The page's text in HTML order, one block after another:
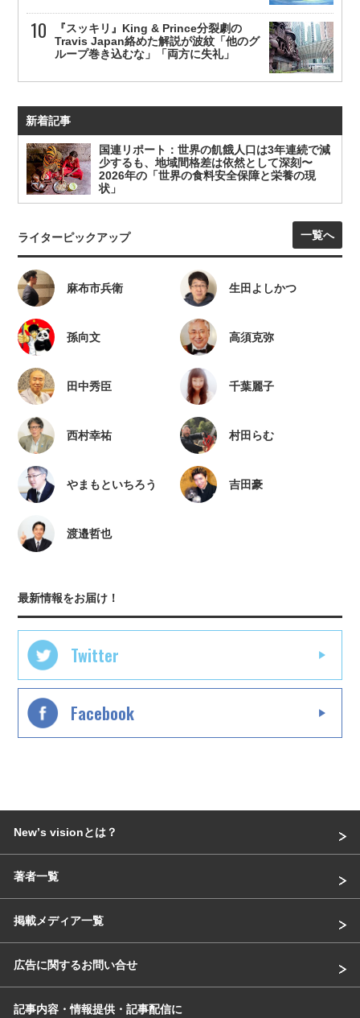
『スッキリ』King & Prince分裂劇の
Travis Japan絡めた解説が波紋「他のグ
ループ巻き込むな」「両方に失礼」
新着記事
国連リポート：世界の飢餓人口は3年連続で減
少するも、地域間格差は依然として深刻〜
2026年の「世界の食料安全保障と栄養の現
状」
ライターピックアップ 一覧へ
麻布市兵衛 生田よしかつ
孫向文 高須克弥
田中秀臣 千葉麗子
西村幸祐 村田らむ
やまもといちろう 吉田豪
渡邉哲也
最新情報をお届け！
Twitter
Facebook
Newʼs visionとは？
著者一覧
掲載メディア一覧
広告に関するお問い合せ
記事内容・情報提供・記事配信に